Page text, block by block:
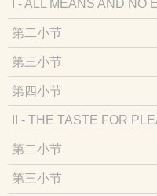
I - ALL MEANS AND NO
第二小节
第三小节
第四小节
II - THE TASTE FOR
第二小节
第三小节